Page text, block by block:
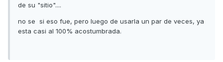
de su "sitio"....
no se si eso fue, pero luego de usarla un par de veces, ya
esta casi al 100% acostumbrada.